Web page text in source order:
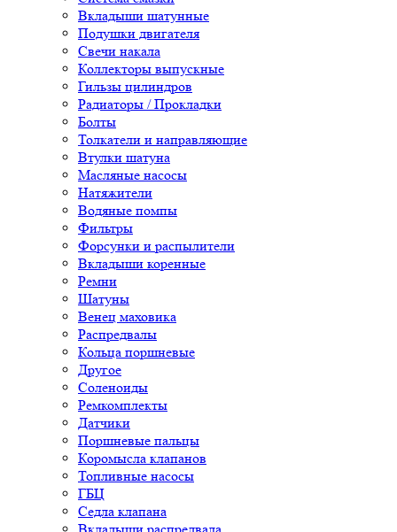
Вкладыши шатунные
Подушки двигателя
Свечи накала
Коллекторы выпускные
Гильзы цилиндров
Радиаторы / Прокладки
Болты
Толкатели и направляющие
Втулки шатуна
Масляные насосы
Натяжители
Водяные помпы
Фильтры
Форсунки и распылители
Вкладыши коренные
Ремни
Шатуны
Венец маховика
Распредвалы
Кольца поршневые
Другое
Соленоиды
Ремкомплекты
Датчики
Поршневые пальцы
Коромысла клапанов
Топливные насосы
ГБЦ
Седла клапана